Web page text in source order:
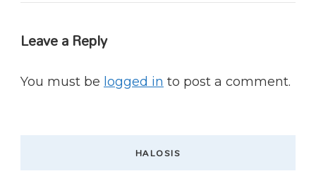
Leave a Reply
You must be logged in to post a comment.
HALOSIS